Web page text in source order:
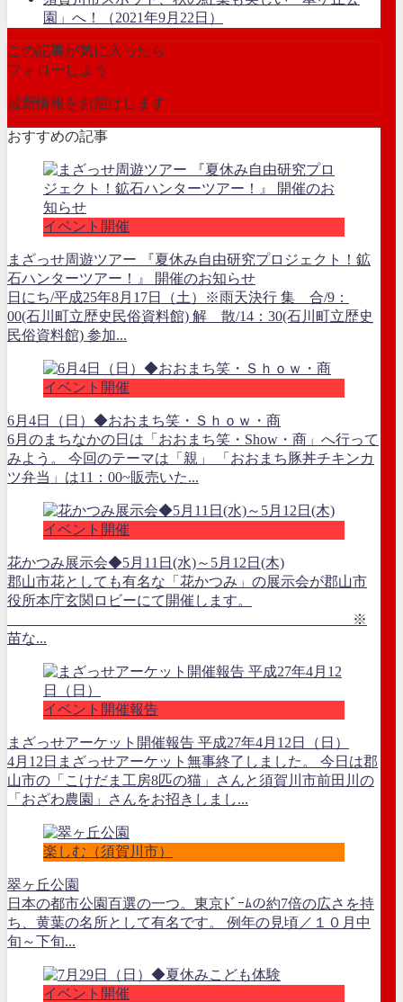
園」へ！（2021年9月22日）
この記事が気に入ったら
フォローしよう
最新情報をお届けします
おすすめの記事
イベント開催
まざっせ周遊ツアー 『夏休み自由研究プロジェクト！鉱
石ハンターツアー！』 開催のお知らせ
日にち/平成25年8月17日（土）※雨天決行 集 合/9：
00(石川町立歴史民俗資料館) 解 散/14：30(石川町立歴史
民俗資料館) 参加...
イベント開催
6月4日（日）◆おおまち笑・Ｓｈｏｗ・商
6月のまちなかの日は「おおまち笑・Show・商」へ行って
みよう。 今回のテーマは「親」 「おおまち豚丼チキンカ
ツ弁当」は11：00~販売いた...
イベント開催
花かつみ展示会◆5月11日(水)～5月12日(木)
郡山市花としても有名な「花かつみ」の展示会が郡山市
役所本庁玄関ロビーにて開催します。
※
苗な...
イベント開催報告
まざっせアーケット開催報告 平成27年4月12日（日）
4月12日まざっせアーケット無事終了しました。 今日は郡
山市の「こけだま工房8匹の猫」さんと須賀川市前田川の
「おざわ農園」さんをお招きしまし...
楽しむ（須賀川市）
翠ヶ丘公園
日本の都市公園百選の一つ。東京ﾄﾞｰﾑの約7倍の広さを持
ち、黄葉の名所として有名です。 例年の見頃／１０月中
旬～下旬...
イベント開催